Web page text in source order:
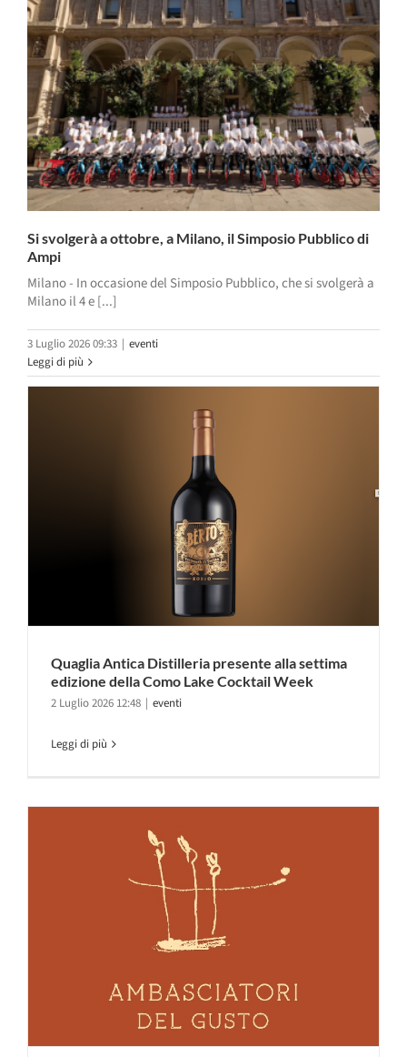
Si svolgerà a ottobre, a Milano, il Simposio Pubblico di
Ampi
Milano - In occasione del Simposio Pubblico, che si svolgerà a
Milano il 4 e [...]
3 Luglio 2026 09:33 | eventi
Leggi di più
Quaglia Antica Distilleria presente alla settima
edizione della Como Lake Cocktail Week
2 Luglio 2026 12:48 | eventi
Leggi di più